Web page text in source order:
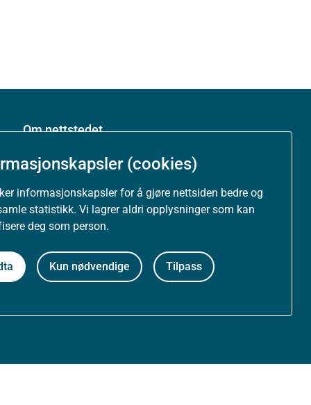
(cookies)
informasjonskapsler for å gjøre nettsiden bedre og
statistikk. Vi lagrer aldri opplysninger som kan
deg som person.
Kun nødvendige Tilpass
Om nettstedet
Personvernerklæring
Tilgjengelighetserklæring (uustatus.no)
Besøksstatistikk og informasjonskapsler
Nyhetsvarsel og abonnement